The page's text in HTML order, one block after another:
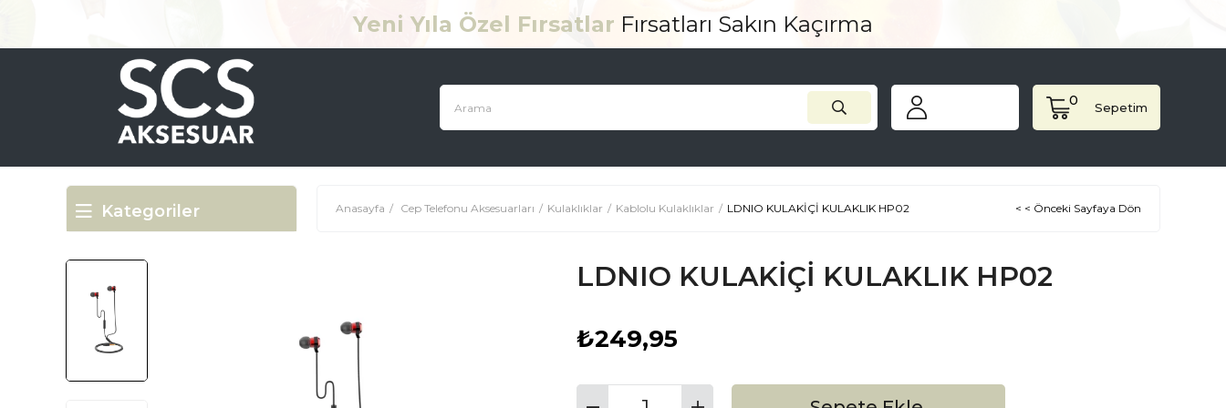
Yeni Yıla Özel Fırsatlar Fırsatları Sakın Kaçırma
Sepetim
0
Kategoriler Anasayfa Cep Telefonu Aksesuarları Kulaklıklar Kablolu Kulaklıklar LDNIO KULAKİÇİ KULAKLIK HP02 < < Önceki Sayfaya Dön
LDNIO KULAKİÇİ KULAKLIK HP02
₺249,95